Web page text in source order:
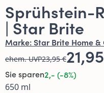
Sprühstein-
| Star Brite
Marke: Star Brite Home &
ehem. UVP23,95 €
Sie sparen2,- (-8%)
650 ml